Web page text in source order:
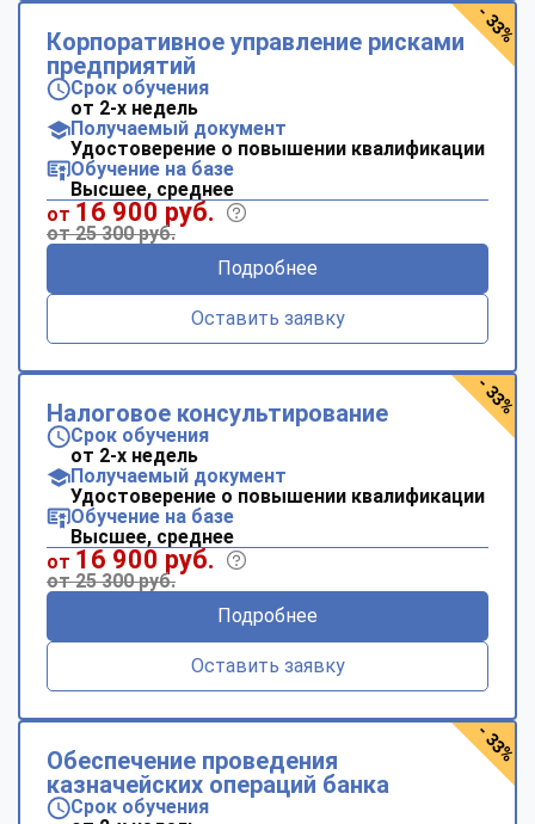
Корпоративное управление рисками
предприятий
Срок обучения
от 2-х недель
Получаемый документ
Удостоверение о повышении квалификации
Обучение на базе
Высшее, среднее
от 16 900 руб.
от 25 300 руб.
Подробнее
Оставить заявку
- 33%
Налоговое консультирование
Срок обучения
от 2-х недель
Получаемый документ
Удостоверение о повышении квалификации
Обучение на базе
Высшее, среднее
от 16 900 руб.
от 25 300 руб.
Подробнее
Оставить заявку
- 33%
Обеспечение проведения
казначейских операций банка
Срок обучения
- 33%